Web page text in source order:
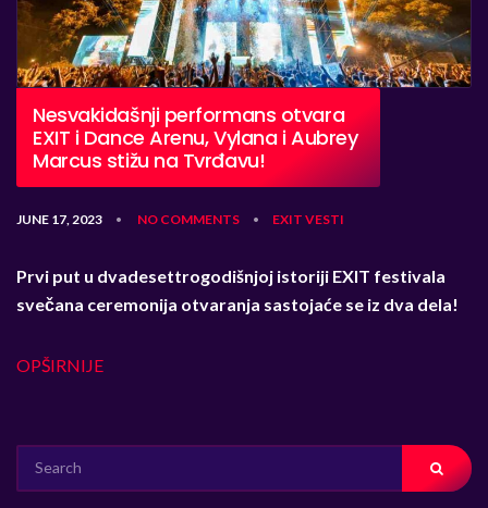
Nesvakidašnji performans otvara
EXIT i Dance Arenu, Vylana i Aubrey
Marcus stižu na Tvrđavu!
JUNE 17, 2023 • NO COMMENTS • EXIT VESTI
Prvi put u dvadesettrogodišnjoj istoriji EXIT festivala
svečana ceremonija otvaranja sastojaće se iz dva dela!
OPŠIRNIJE
FOR: